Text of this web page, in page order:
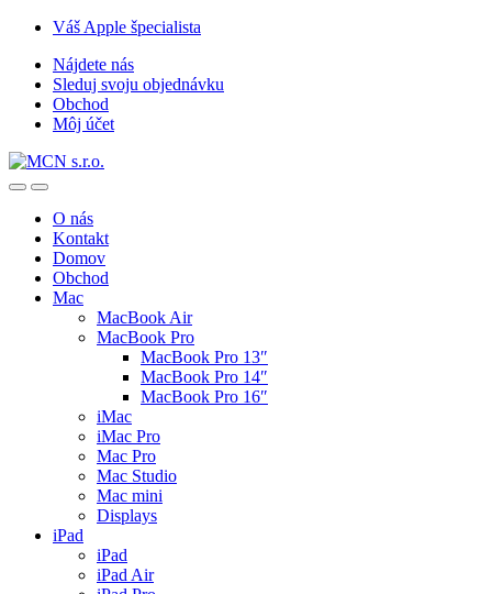
Skip
navigation
Skip
content
Váš Apple špecialista
Nájdete nás
Sleduj svoju objednávku
Obchod
Môj účet
O nás
Kontakt
Domov
Obchod
Mac
MacBook Air
MacBook Pro
MacBook Pro 13″
MacBook Pro 14″
MacBook Pro 16″
iMac
iMac Pro
Mac Pro
Mac Studio
Mac mini
Displays
iPad
iPad
iPad Air